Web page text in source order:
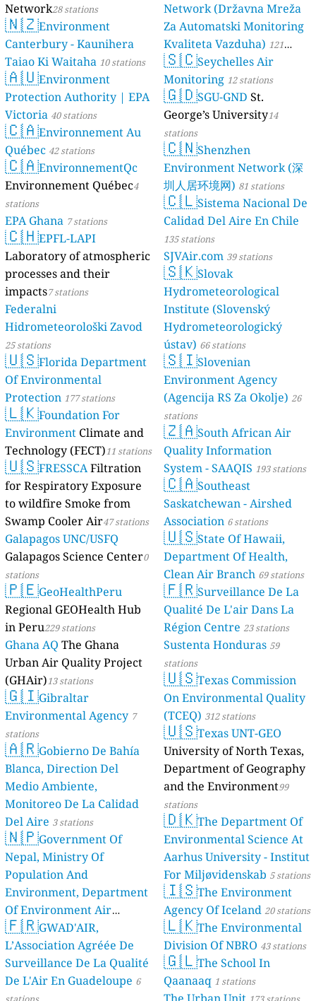
Network28 stations
🇳🇿Environment
Canterbury - Kaunihera
Taiao Ki Waitaha 10 stations
🇦🇺Environment
Protection Authority | EPA
Victoria 40 stations
🇨🇦Environnement Au
Québec 42 stations
🇨🇦EnvironnementQc
Environnement Québec4
stations
EPA Ghana 7 stations
🇨🇭EPFL-LAPI
Laboratory of atmospheric
processes and their
impacts7 stations
Federalni
Hidrometeorološki Zavod
25 stations
🇺🇸Florida Department
Of Environmental
Protection 177 stations
🇱🇰Foundation For
Environment Climate and
Technology (FECT)11 stations
🇺🇸FRESSCAFiltration
for Respiratory Exposure
to wildfire Smoke from
Swamp Cooler Air47 stations
Galapagos UNC/USFQ
Galapagos Science Center0
stations
🇵🇪GeoHealthPeru
Regional GEOHealth Hub
in Peru229 stations
Ghana AQ The Ghana
Urban Air Quality Project
(GHAir)13 stations
🇬🇮Gibraltar
Environmental Agency 7
stations
🇦🇷Gobierno De Bahía
Blanca, Direction Del
Medio Ambiente,
Monitoreo De La Calidad
Del Aire 3 stations
🇳🇵Government Of
Nepal, Ministry Of
Population And
Environment, Department
Of Environment Air
Quality Monitoring
stations
🇫🇷GWAD'AIR,
L’Association Agréée De
Surveillance De La Qualité
De L'Air En Guadeloupe 6
Network (Državna Mreža
Za Automatski Monitoring
Kvaliteta Vazduha) 121
stations
🇸🇨Seychelles Air
Monitoring 12 stations
🇬🇩SGU-GND St.
George’s University14
stations
🇨🇳Shenzhen
Environment Network (深
圳人居环境网) 81 stations
🇨🇱Sistema Nacional De
Calidad Del Aire En Chile
135 stations
SJVAir.com 39 stations
🇸🇰Slovak
Hydrometeorological
Institute (Slovenský
Hydrometeorologický
ústav) 66 stations
🇸🇮Slovenian
Environment Agency
(Agencija RS Za Okolje) 26
stations
🇿🇦South African Air
Quality Information
System - SAAQIS 193 stations
🇨🇦Southeast
Saskatchewan - Airshed
Association 6 stations
🇺🇸State Of Hawaii,
Department Of Health,
Clean Air Branch 69 stations
🇫🇷Surveillance De La
Qualité De L'air Dans La
Région Centre 23 stations
Sustenta Honduras 59
stations
🇺🇸Texas Commission
On Environmental Quality
(TCEQ) 312 stations
🇺🇸Texas UNT-GEO
University of North Texas,
Department of Geography
and the Environment99
stations
🇩🇰The Department Of
Environmental Science At
Aarhus University - Institut
For Miljøvidenskab 5 stations
🇮🇸The Environment
Agency Of Iceland 20 stations
🇱🇰The Environmental
Division Of NBRO 43 stations
🇬🇱The School In
Qaanaaq 1 stations